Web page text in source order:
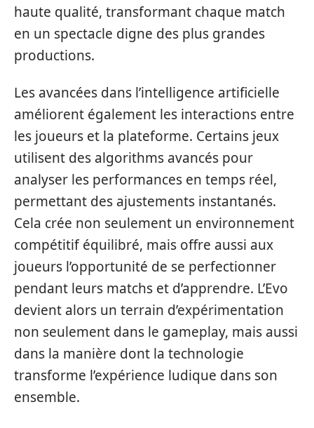
haute qualité, transformant chaque match
en un spectacle digne des plus grandes
productions.
Les avancées dans l’intelligence artificielle
améliorent également les interactions entre
les joueurs et la plateforme. Certains jeux
utilisent des algorithms avancés pour
analyser les performances en temps réel,
permettant des ajustements instantanés.
Cela crée non seulement un environnement
compétitif équilibré, mais offre aussi aux
joueurs l’opportunité de se perfectionner
pendant leurs matchs et d’apprendre. L’Evo
devient alors un terrain d’expérimentation
non seulement dans le gameplay, mais aussi
dans la manière dont la technologie
transforme l’expérience ludique dans son
ensemble.